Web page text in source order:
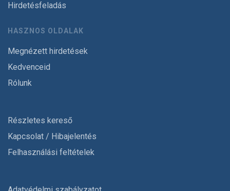
Hirdetésfeladás
HASZNOS OLDALAK
Megnézett hirdetések
Kedvenceid
Rólunk
Részletes kereső
Kapcsolat / Hibajelentés
Felhasználási feltételek